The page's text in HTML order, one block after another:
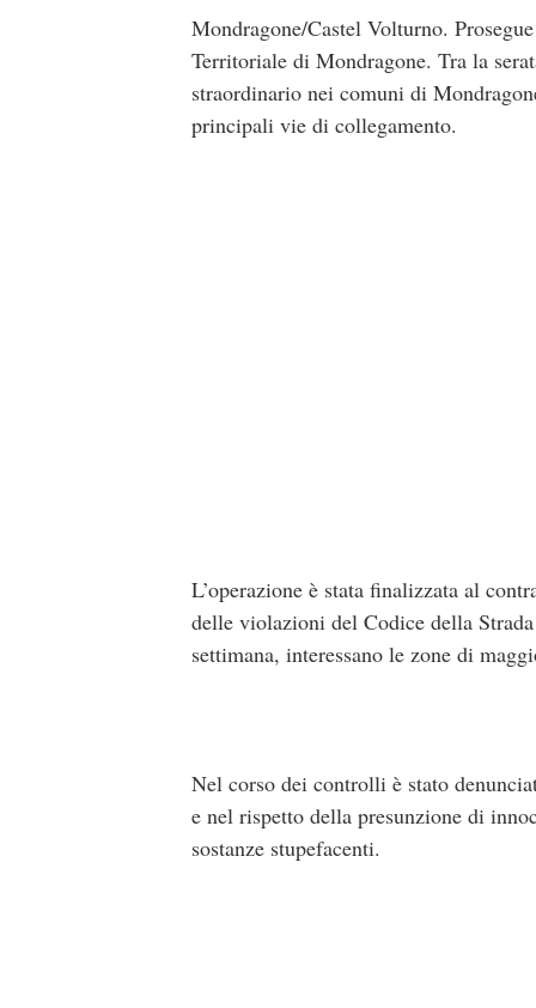
Mondragone/Castel Volturno.
Territoriale di Mondragone. Tra la
straordinario nei comuni di
principali vie di collegamento.
L’operazione è stata finalizzata al
delle violazioni del Codice della
settimana, interessano le zone di
Nel corso dei controlli è stato
e nel rispetto della presunzione di
sostanze stupefacenti.